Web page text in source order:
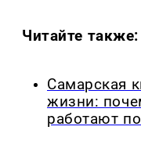
Читайте также:
Самарская
жизни:
работают